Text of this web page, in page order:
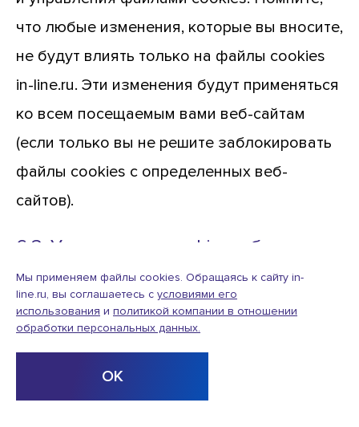
что любые изменения, которые вы вносите,
не будут влиять только на файлы cookies
in-line.ru. Эти изменения будут применяться
ко всем посещаемым вами веб-сайтам
(если только вы не решите заблокировать
файлы cookies с определенных веб-
сайтов).
6.3. Управление cookies в браузере
Большинство современных браузеров
позволят вам:
удалять их в индивидуальном порядке.
Мы применяем файлы cookies. Обращаясь к сайту in-
line.ru, вы соглашаетесь с условиями его
использования и политикой компании в отношении
обработки персональных данных.
ОК